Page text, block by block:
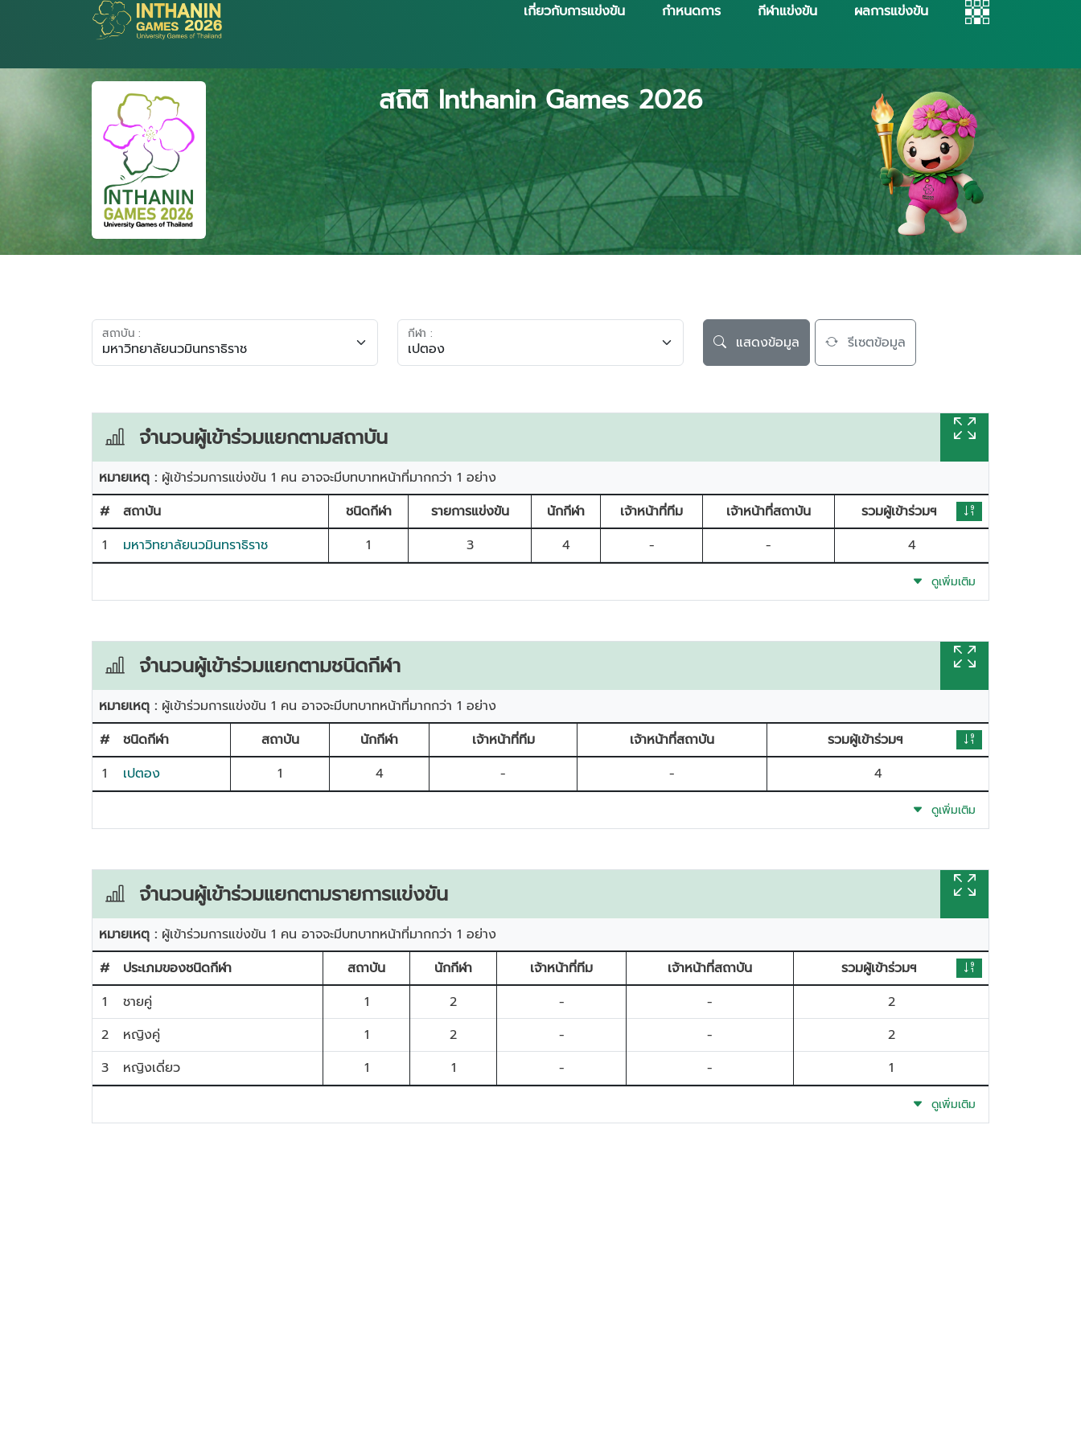
เกี่ยวกับการแข่งขัน กำหนดการ กีฬาแข่งขัน ผลการแข่งขัน
สถิติ Inthanin Games 2026
สถาบัน : กีฬา : แสดงข้อมูล รีเซตข้อมูล
จำนวนผู้เข้าร่วมแยกตามสถาบัน
หมายเหตุ : ผู้เข้าร่วมการแข่งขัน 1 คน อาจจะมีบทบาทหน้าที่มากกว่า 1 อย่าง
#
สถาบัน ชนิดกีฬา รายการแข่งขัน นักกีฬา เจ้าหน้าที่ทีม เจ้าหน้าที่สถาบัน
รวมผู้เข้าร่วมฯ
1
มหาวิทยาลัยนวมินทราธิราช 1 3 4 - - 4
ดูเพิ่มเติม
จำนวนผู้เข้าร่วมแยกตามชนิดกีฬา
หมายเหตุ : ผู้เข้าร่วมการแข่งขัน 1 คน อาจจะมีบทบาทหน้าที่มากกว่า 1 อย่าง
#
ชนิดกีฬา สถาบัน นักกีฬา เจ้าหน้าที่ทีม เจ้าหน้าที่สถาบัน
รวมผู้เข้าร่วมฯ
1
เปตอง 1 4 - - 4
ดูเพิ่มเติม
จำนวนผู้เข้าร่วมแยกตามรายการแข่งขัน
หมายเหตุ : ผู้เข้าร่วมการแข่งขัน 1 คน อาจจะมีบทบาทหน้าที่มากกว่า 1 อย่าง
#
ประเภมของชนิดกีฬา สถาบัน นักกีฬา เจ้าหน้าที่ทีม เจ้าหน้าที่สถาบัน
รวมผู้เข้าร่วมฯ
1
ชายคู่ 1 2 - -
2
2
หญิงคู่ 1 2 - -
2
3
หญิงเดี่ยว 1 1 - - 1
ดูเพิ่มเติม